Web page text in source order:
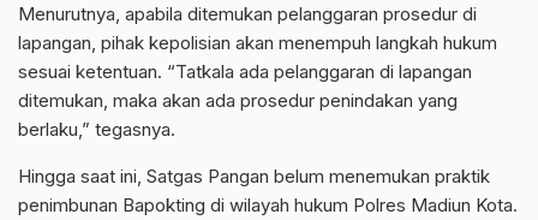
Menurutnya, apabila ditemukan pelanggaran prosedur di
lapangan, pihak kepolisian akan menempuh langkah hukum
sesuai ketentuan. “Tatkala ada pelanggaran di lapangan
ditemukan, maka akan ada prosedur penindakan yang
berlaku,” tegasnya.
Hingga saat ini, Satgas Pangan belum menemukan praktik
penimbunan Bapokting di wilayah hukum Polres Madiun Kota.